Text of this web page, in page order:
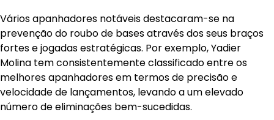
Vários apanhadores notáveis destacaram-se na
prevenção do roubo de bases através dos seus braços
fortes e jogadas estratégicas. Por exemplo, Yadier
Molina tem consistentemente classificado entre os
melhores apanhadores em termos de precisão e
velocidade de lançamentos, levando a um elevado
número de eliminações bem-sucedidas.